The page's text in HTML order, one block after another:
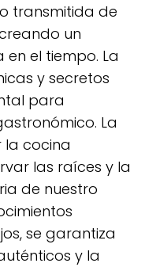
transmitida de
un
el tiempo. La
y secretos
para
La
la cocina
las raíces y la
de nuestro
se garantiza
y la